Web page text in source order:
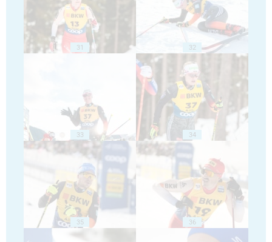
31 32
33 34
35 36